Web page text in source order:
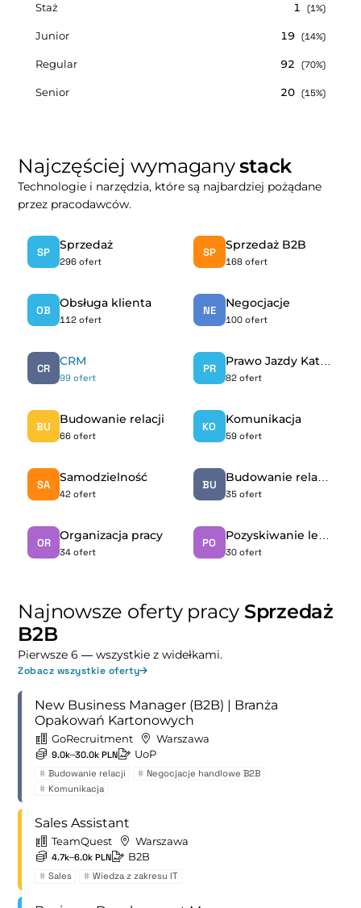
Staż 1 (1%)
Junior 19 (14%)
Regular 92 (70%)
Senior 20 (15%)
Najczęściej wymaganystack
Technologie i narzędzia, które są najbardziej pożądane
przez pracodawców.
SP
Sprzedaż
296 ofert
SP
Sprzedaż B2B
168 ofert
OB
Obsługa klienta
112 ofert
NE
Negocjacje
100 ofert
CR
CRM
99 ofert
PR
82 ofert
BU
Budowanie relacji
66 ofert
KO
Komunikacja
59 ofert
SA
Samodzielność
42 ofert
BU
35 ofert
OR
Organizacja pracy
34 ofert
PO
30 ofert
Najnowsze oferty pracy Sprzedaż
B2B
Pierwsze 6 — wszystkie z widełkami.
Zobacz wszystkie oferty
New Business Manager (B2B) | Branża
Opakowań Kartonowych
GoRecruitment Warszawa
9.0k–30.0k PLN UoP
# Budowanie relacji # Negocjacje handlowe B2B
# Komunikacja
Sales Assistant
TeamQuest Warszawa
4.7k–6.0k PLN B2B
# Sales # Wiedza z zakresu IT